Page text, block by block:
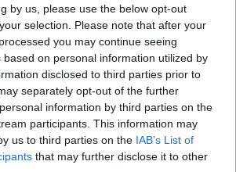
by us, please use the below opt-out
selection. Please note that after your
you may continue seeing
based on personal information utilized by
disclosed to third parties prior to
separately opt-out of the further
information by third parties on the
participants. This information may
us to third parties on the IAB’s List of
that may further disclose it to other
ezúttal nem tudták leszedni a
a második cseréje után a tökutolsó
ebben az is benne van, hogy egyedül
féltáv előtt visszarakták a
mostanában egy árva szót sem. Nos,
Russell előtt, Leclerc tempóját